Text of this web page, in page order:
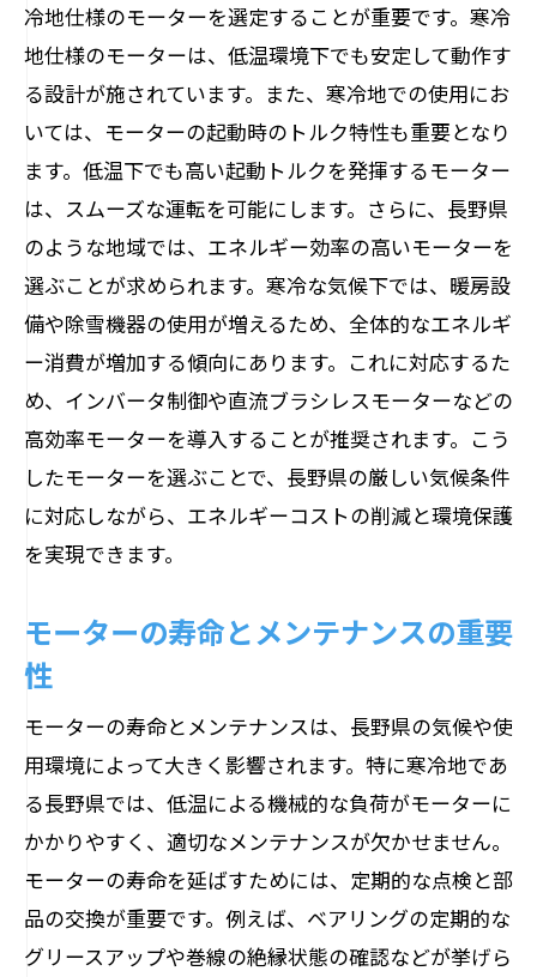
長野県での導入事例とその効果
最新モーターの省エネ性能
長野県の産業への最新モーター導入メリ
ット
新技術によるモーターの耐久性向上
長野県での最新モーター導入の将来性
長野県のモーター市場の動向と荻原電機のサ
ポート
長野県のモーター市場の現状分析
今後のモーター需要予測
荻原電機の市場参入戦略
地元企業との連携と支援体制
長野県内でのモーター製品の販売動向
体制
冷地仕様のモーターを選定することが重要です。寒冷
地仕様のモーターは、低温環境下でも安定して動作す
る設計が施されています。また、寒冷地での使用にお
いては、モーターの起動時のトルク特性も重要となり
ます。低温下でも高い起動トルクを発揮するモーター
は、スムーズな運転を可能にします。さらに、長野県
のような地域では、エネルギー効率の高いモーターを
選ぶことが求められます。寒冷な気候下では、暖房設
備や除雪機器の使用が増えるため、全体的なエネルギ
ー消費が増加する傾向にあります。これに対応するた
め、インバータ制御や直流ブラシレスモーターなどの
高効率モーターを導入することが推奨されます。こう
したモーターを選ぶことで、長野県の厳しい気候条件
に対応しながら、エネルギーコストの削減と環境保護
を実現できます。
モーターの寿命とメンテナンスの重要
性
モーターの寿命とメンテナンスは、長野県の気候や使
用環境によって大きく影響されます。特に寒冷地であ
る長野県では、低温による機械的な負荷がモーターに
かかりやすく、適切なメンテナンスが欠かせません。
モーターの寿命を延ばすためには、定期的な点検と部
品の交換が重要です。例えば、ベアリングの定期的な
グリースアップや巻線の絶縁状態の確認などが挙げら